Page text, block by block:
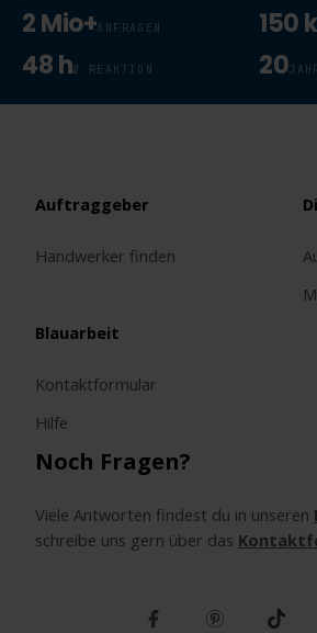
2 Mio+ANFRAGEN 150
48 hØ REAKTION 20
Noch Fragen?
Viele Antworten findest du in unseren
schreibe uns gern über das
Auftraggeber
Handwerker finden
Blauarbeit
Kontaktformular
Hilfe